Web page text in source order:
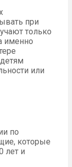
при
только
именно
или
по
которые
лет и